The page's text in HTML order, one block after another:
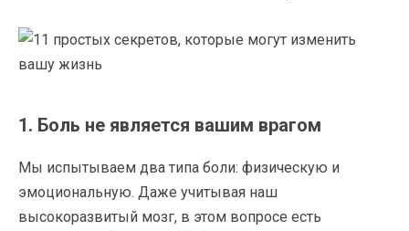
1. Боль не является вашим врагом
Мы испытываем два типа боли: физическую и
эмоциональную. Даже учитывая наш
высокоразвитый мозг, в этом вопросе есть